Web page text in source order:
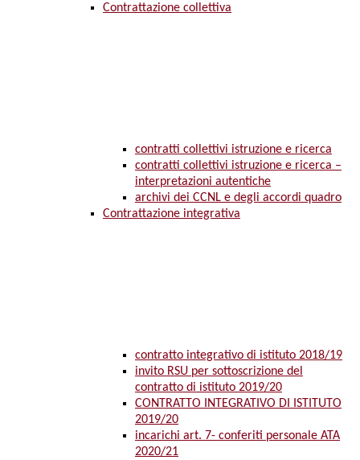
Contrattazione collettiva
contratti collettivi istruzione e ricerca
contratti collettivi istruzione e ricerca –
interpretazioni autentiche
archivi dei CCNL e degli accordi quadro
Contrattazione integrativa
contratto integrativo di istituto 2018/19
invito RSU per sottoscrizione del
contratto di istituto 2019/20
CONTRATTO INTEGRATIVO DI ISTITUTO
2019/20
incarichi art. 7- conferiti personale ATA
2020/21